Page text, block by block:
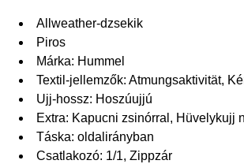
Allweather-dzsekik
Piros
Márka: Hummel
Textil-jellemzők: Atmungsaktivität,
Ujj-hossz: Hoszúujjú
Extra: Kapucni zsinórral, Hüvelykujj
Táska: oldalirányban
Csatlakozó: 1/1, Zippzár